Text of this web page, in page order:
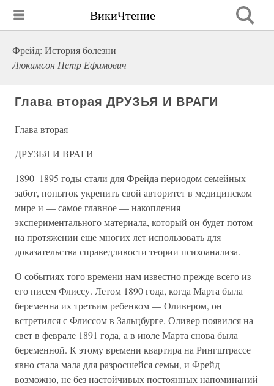
ВикиЧтение
Фрейд: История болезни
Люкимсон Петр Ефимович
Глава вторая ДРУЗЬЯ И ВРАГИ
Глава вторая
ДРУЗЬЯ И ВРАГИ
1890–1895 годы стали для Фрейда периодом семейных
забот, попыток укрепить свой авторитет в медицинском
мире и — самое главное — накопления
экспериментального материала, который он будет потом
на протяжении еще многих лет использовать для
доказательства справедливости теории психоанализа.
О событиях того времени нам известно прежде всего из
его писем Флиссу. Летом 1890 года, когда Марта была
беременна их третьим ребенком — Оливером, он
встретился с Флиссом в Зальцбурге. Оливер появился на
свет в феврале 1891 года, а в июле Марта снова была
беременной. К этому времени квартира на Рингштрассе
явно стала мала для разросшейся семьи, и Фрейд —
возможно, не без настойчивых постоянных напоминаний